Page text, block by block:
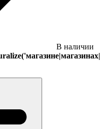
В наличии